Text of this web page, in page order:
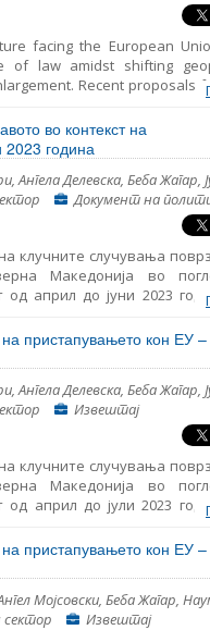
facing the European
of law amidst shifting
Recent proposals
European Parliament aim
decision-making
However, achieving a
amidst divergent
reform initiatives
to the rule of law,
во контекст на
2023 година
Ангела Делевска, Беба Жагар,
Документ на
клучните случувања
Македонија во
април до јуни 2023
на
областа на
на јавната
права.
пристапувањето кон ЕУ –
Ангела Делевска, Беба Жагар,
Извештај
клучните случувања
Македонија во
април до јули 2023
на
областа на
на јавната
права.
пристапувањето кон ЕУ –
Мојсовски, Беба Жагар,
Извештај